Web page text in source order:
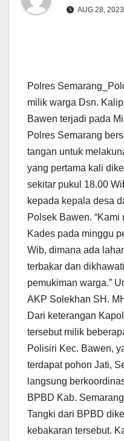
AUG 28, 2023
Polres
milik warga Dsn.
Bawen terjadi pada
Polres Semarang
tangan untuk
yang pertama kali
sekitar pukul 18.00
kepada kepala desa
Polsek Bawen.
Kades pada minggu
Wib, dimana ada
terbakar dan
pemukiman warga.”
AKP Solekhan SH.
Dari keterangan
tersebut milik
Polisiri Kec. Bawen,
terdapat pohon Jati,
langsung
BPBD Kab.
Tangki dari BPBD
kebakaran tersebut.